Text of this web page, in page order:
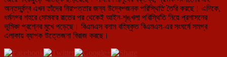
অন্তর্দ্বন্দ্ব এখন তাঁদের নিরাপত্তার জন্য উদ্বেগজনক পরিস্থিতি তৈরি করছে। এদিকে,
ধর্মনগর শহরে সোমবার রাতের পর থেকেই আইন-শৃঙ্খলা পরিস্থিতি নিয়ে প্রশাসনের
ভূমিকা প্রশ্নের মুখে পড়েছে। বিএমএস বনাম বহিষ্কৃত বিএমএস-এর সংঘর্ষে সমগ্র
এলাকায় ব্যাপক উত্তেজনা বিরাজ করছে।